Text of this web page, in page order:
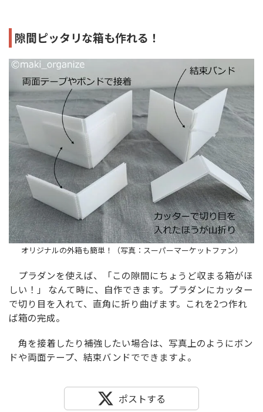
隙間ピッタリな箱も作れる！
オリジナルの外箱も簡単！（写真：スーパーマーケットファン）
プラダンを使えば、「この隙間にちょうど収まる箱がほ
しい！」 なんて時に、自作できます。プラダンにカッター
で切り目を入れて、直角に折り曲げます。これを2つ作れ
ば箱の完成。
角を接着したり補強したい場合は、写真上のようにボン
ドや両面テープ、結束バンドでできますよ。
ポストする